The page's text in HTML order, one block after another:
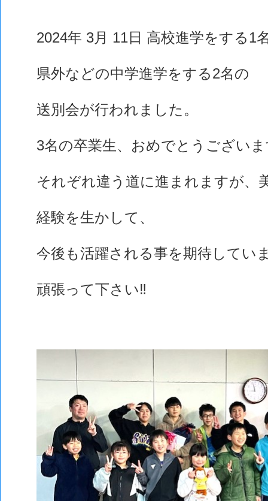
2024年 3月 11日 高校進学をする1
県外などの中学進学をする2名の
送別会が行われました。
3名の卒業生、おめでとうござい
それぞれ違う道に進まれますが、
経験を生かして、
今後も活躍される事を期待してい
頑張って下さい‼